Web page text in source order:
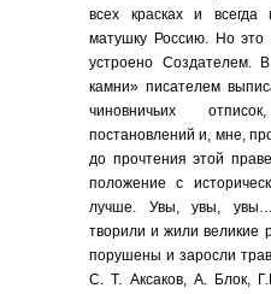
всех красках и всегда
матушку Россию. Но это
устроено Создателем.
камни» писателем
чиновничьих
постановлений и, мне,
до прочтения этой
положение с
лучше. Увы, увы,
творили и жили великие
порушены и заросли
С. Т. Аксаков, А. Блок,